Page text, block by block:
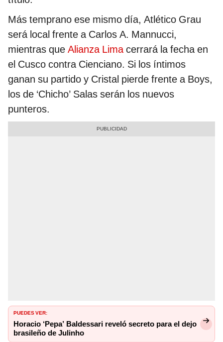
Más temprano ese mismo día, Atlético Grau
será local frente a Carlos A. Mannucci,
mientras que Alianza Limacerrará la fecha en
el Cusco contra Cienciano. Si los íntimos
ganan su partido y Cristal pierde frente a Boys,
los de ‘Chicho’ Salas serán los nuevos
punteros.
PUEDES VER:
Horacio ‘Pepa’ Baldessari reveló secreto para el dejo
brasileño de Julinho